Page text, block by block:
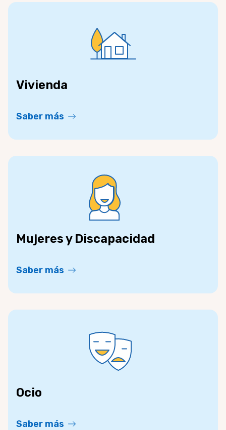
Vivienda
Saber más
Mujeres y Discapacidad
Saber más
Ocio
Saber más